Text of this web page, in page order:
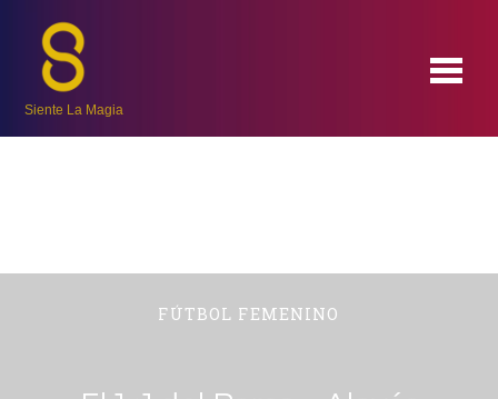
Siente La Magia
FÚTBOL FEMENINO